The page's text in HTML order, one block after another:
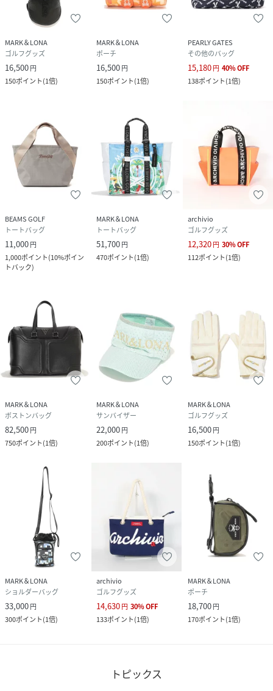
MARK＆LONA
ゴルフグッズ
16,500円
150ポイント(1倍)
MARK＆LONA
ポーチ
16,500円
150ポイント(1倍)
PEARLY GATES
その他のバッグ
15,180円 40%OFF
138ポイント(1倍)
BEAMS GOLF
トートバッグ
11,000円
1,000ポイント(10%ポイン
トバック)
MARK＆LONA
トートバッグ
51,700円
470ポイント(1倍)
archivio
ゴルフグッズ
12,320円 30%OFF
112ポイント(1倍)
MARK＆LONA
ボストンバッグ
82,500円
750ポイント(1倍)
MARK＆LONA
サンバイザー
22,000円
200ポイント(1倍)
MARK＆LONA
ゴルフグッズ
16,500円
150ポイント(1倍)
MARK＆LONA
ショルダーバッグ
33,000円
300ポイント(1倍)
archivio
ゴルフグッズ
14,630円 30%OFF
133ポイント(1倍)
MARK＆LONA
ポーチ
18,700円
170ポイント(1倍)
トピックス